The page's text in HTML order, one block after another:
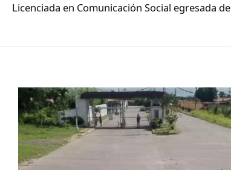
Licenciada en Comunicación Social egresada